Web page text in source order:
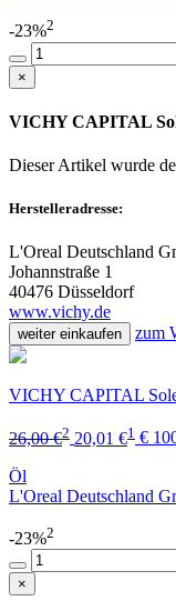
-23%2
×
VICHY CAPITAL
Dieser Artikel wurde
Herstelleradresse:
L'Oreal Deutschland
Johannstraße 1
40476 Düsseldorf
www.vichy.de
weiter einkaufen zum
VICHY CAPITAL
26,00 €2 20,01 €1 €
Öl
L'Oreal Deutschland
-23%2
×